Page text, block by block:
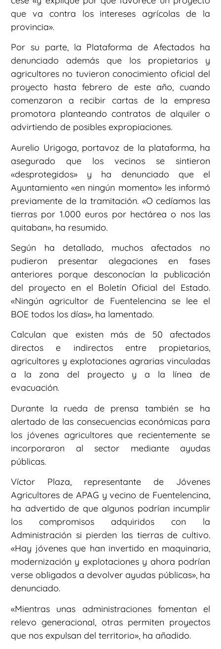
que va contra los intereses agrícolas de la
provincia».
Por su parte, la Plataforma de Afectados ha
denunciado además que los propietarios y
agricultores no tuvieron conocimiento oficial del
proyecto hasta febrero de este año, cuando
comenzaron a recibir cartas de la empresa
promotora planteando contratos de alquiler o
advirtiendo de posibles expropiaciones.
Aurelio Urigoga, portavoz de la plataforma, ha
asegurado que los vecinos se sintieron
«desprotegidos» y ha denunciado que el
Ayuntamiento «en ningún momento» les informó
previamente de la tramitación. «O cedíamos las
tierras por 1.000 euros por hectárea o nos las
quitaban», ha resumido.
Según ha detallado, muchos afectados no
pudieron presentar alegaciones en fases
anteriores porque desconocían la publicación
del proyecto en el Boletín Oficial del Estado.
«Ningún agricultor de Fuentelencina se lee el
BOE todos los días», ha lamentado.
Calculan que existen más de 50 afectados
directos e indirectos entre propietarios,
agricultores y explotaciones agrarias vinculadas
a la zona del proyecto y a la línea de
evacuación.
Durante la rueda de prensa también se ha
alertado de las consecuencias económicas para
los jóvenes agricultores que recientemente se
incorporaron al sector mediante ayudas
públicas.
Víctor Plaza, representante de Jóvenes
Agricultores de APAG y vecino de Fuentelencina,
ha advertido de que algunos podrían incumplir
los compromisos adquiridos con la
Administración si pierden las tierras de cultivo.
«Hay jóvenes que han invertido en maquinaria,
modernización y explotaciones y ahora podrían
verse obligados a devolver ayudas públicas», ha
denunciado.
«Mientras unas administraciones fomentan el
relevo generacional, otras permiten proyectos
que nos expulsan del territorio», ha añadido.